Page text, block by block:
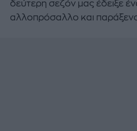
δεύτερη σεζόν μας έδειξε
αλλοπρόσαλλο και